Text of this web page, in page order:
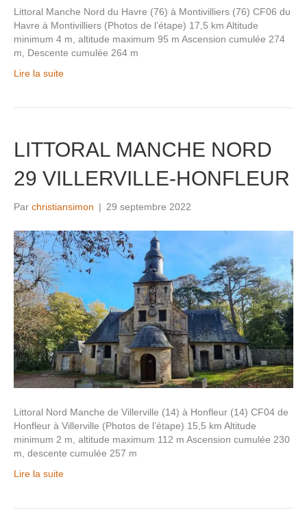
Littoral Manche Nord du Havre (76) à Montivilliers (76) CF06 du
Havre à Montivilliers (Photos de l’étape) 17,5 km Altitude
minimum 4 m, altitude maximum 95 m Ascension cumulée 274
m, Descente cumulée 264 m
Lire la suite
LITTORAL MANCHE NORD
29 VILLERVILLE-HONFLEUR
Par christiansimon | 29 septembre 2022
Littoral Nord Manche de Villerville (14) à Honfleur (14) CF04 de
Honfleur à Villerville (Photos de l’étape) 15,5 km Altitude
minimum 2 m, altitude maximum 112 m Ascension cumulée 230
m, descente cumulée 257 m
Lire la suite